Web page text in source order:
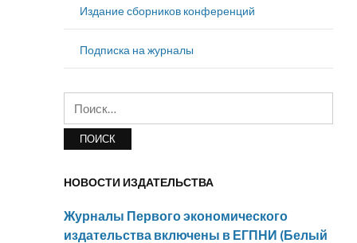
Издание сборников конференций
Подписка на журналы
НОВОСТИ ИЗДАТЕЛЬСТВА
Журналы Первого экономического
издательства включены в ЕГПНИ (Белый